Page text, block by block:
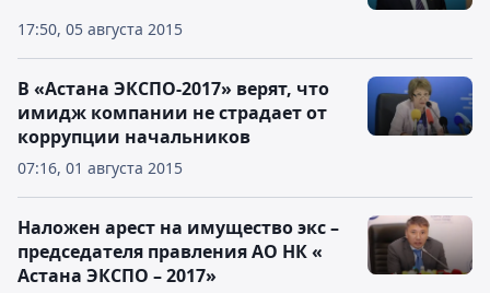
17:50, 05 августа 2015
07:16, 01 августа 2015
В «Астана ЭКСПО-2017» верят, что
имидж компании не страдает от
коррупции начальников
Наложен арест на имущество экс –
председателя правления АО НК «
Астана ЭКСПО – 2017»